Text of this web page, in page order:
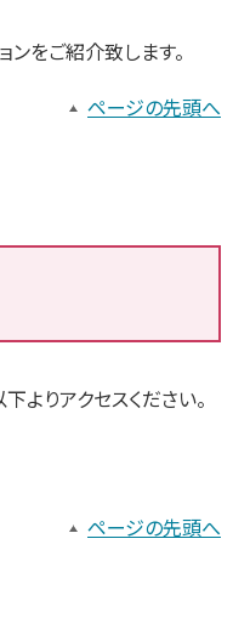
ンをご紹介致します。
ページの先頭へ
よりアクセスください。
ページの先頭へ